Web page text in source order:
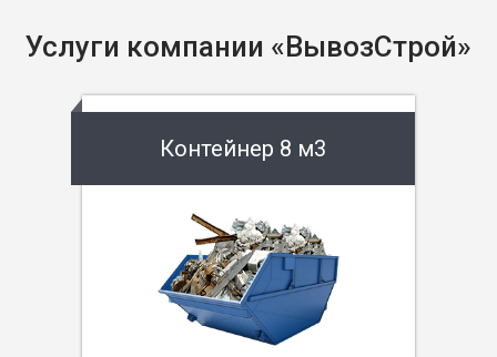
Услуги компании «ВывозСтрой»
Контейнер 8 м3